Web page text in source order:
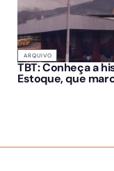
ARQUIVO
TBT: Conheça a
Estoque, que